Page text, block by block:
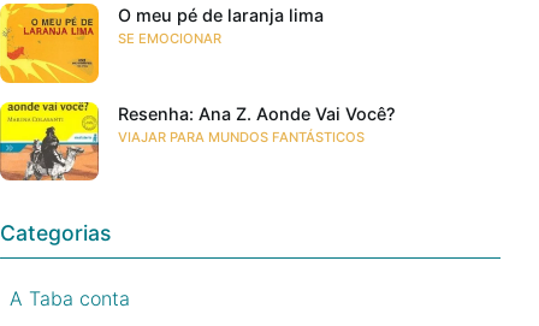
O meu pé de laranja lima
SE EMOCIONAR
Resenha: Ana Z. Aonde Vai Você?
VIAJAR PARA MUNDOS FANTÁSTICOS
Categorias
A Taba conta